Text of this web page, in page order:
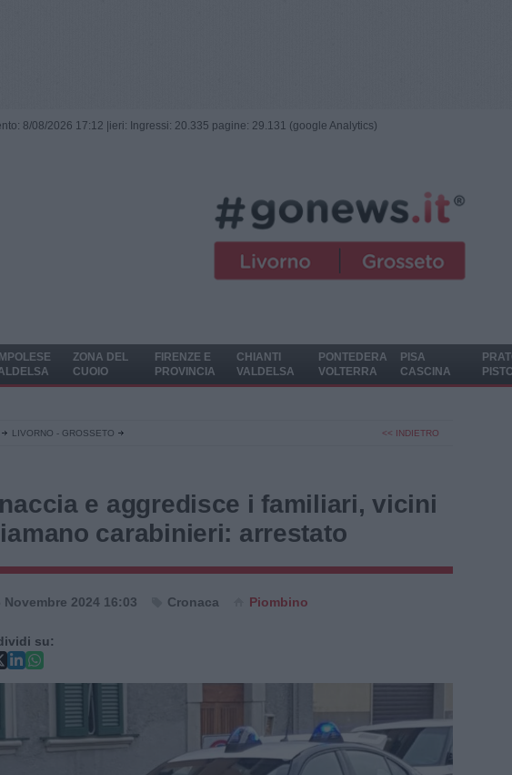
8/08/2026 17:12 | ieri: Ingressi: 20.335 pagine: 29.131 (google Analytics)
ZONA DEL
CUOIO
FIRENZE E
PROVINCIA
CHIANTI
VALDELSA
PONTEDERA
VOLTERRA
PISA
CASCINA
LIVORNO - GROSSETO << INDIETRO
e aggredisce i familiari, vicini
carabinieri: arrestato
Novembre 2024 16:03 Cronaca Piombino
su: